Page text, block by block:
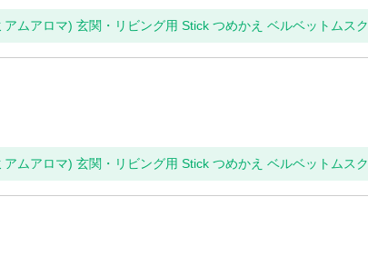
ムアロマ) 玄関・リビング用 Stick つめかえ ベルベットムスク
ムアロマ) 玄関・リビング用 Stick つめかえ ベルベットムスク